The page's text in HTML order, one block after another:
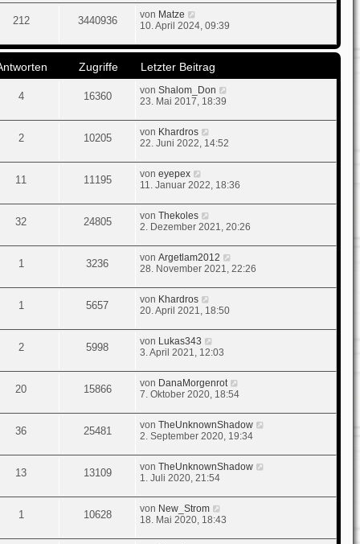
212 3440936 von Matze
10. April 2024, 09:39
Zugriffe
Letzter Beitrag
4 16360 vonShalom_Don
23. Mai 2017, 18:39
2 10205 von Khardros
22. Juni 2022, 14:52
11 11195 voneyepex
11. Januar 2022, 18:36
32 24805 vonThekoles
2. Dezember 2021, 20:26
1 3236 vonArgetlam2012
28. November 2021, 22:26
1 5657 von Khardros
20. April 2021, 18:50
2 5998 von Lukas343
3. April 2021, 12:03
20 15866 von DanaMorgenrot
7. Oktober 2020, 18:54
36 25481 vonTheUnknownShadow
2. September 2020, 19:34
13 13109 vonTheUnknownShadow
1. Juli 2020, 21:54
1 10628 von New_Strom
18. Mai 2020, 18:43